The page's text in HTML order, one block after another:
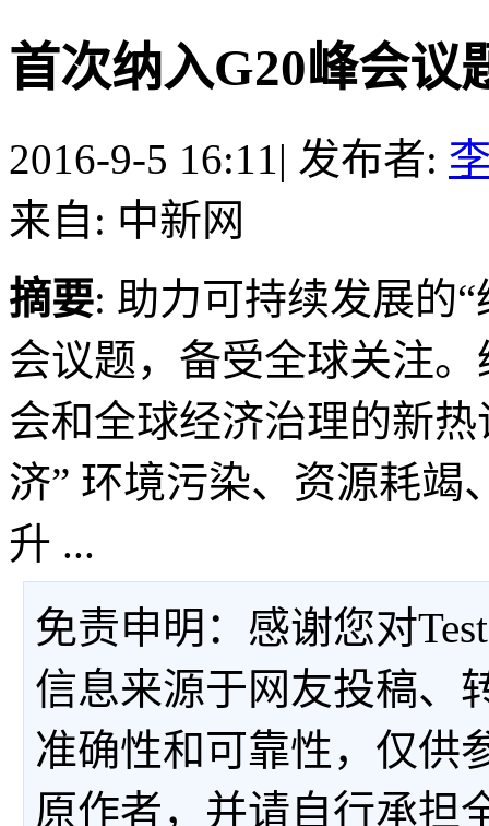
首次纳入G20峰会议
2016-9-5 16:11| 发布者:
来自: 中新网
摘要: 助力可持续发展的
会议题，备受全球关注
会和全球经济治理的新
济” 环境污染、资源耗竭
升 ...
免责申明：感谢您对
信息来源于网友投稿、
准确性和可靠性，仅供
原作者，并请自行承担